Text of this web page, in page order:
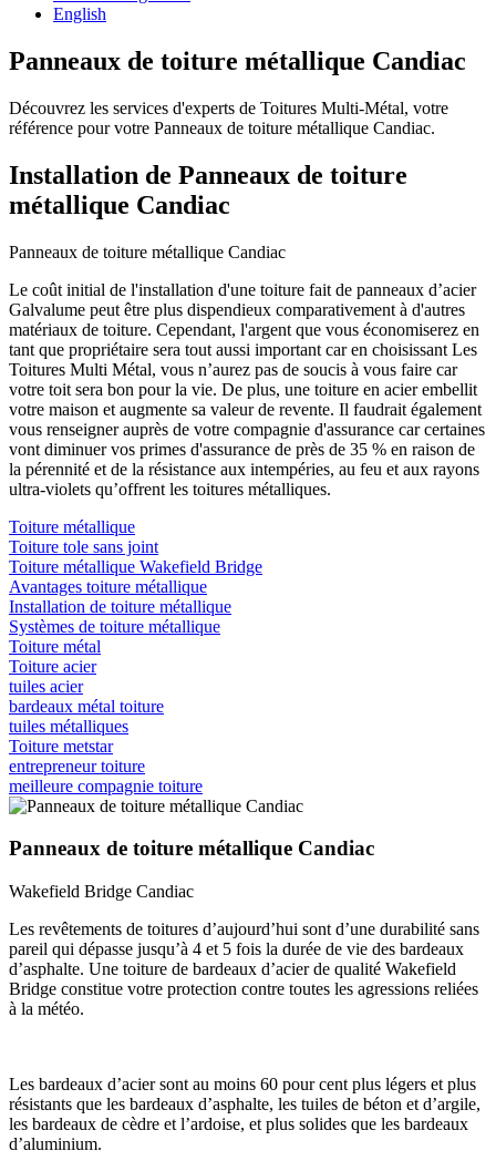
English
Panneaux de toiture métallique Candiac
Découvrez les services d'experts de Toitures Multi-Métal, votre
référence pour votre Panneaux de toiture métallique Candiac.
Installation de Panneaux de toiture
métallique Candiac
Panneaux de toiture métallique Candiac
Le coût initial de l'installation d'une toiture fait de panneaux d’acier
Galvalume peut être plus dispendieux comparativement à d'autres
matériaux de toiture. Cependant, l'argent que vous économiserez en
tant que propriétaire sera tout aussi important car en choisissant Les
Toitures Multi Métal, vous n’aurez pas de soucis à vous faire car
votre toit sera bon pour la vie. De plus, une toiture en acier embellit
votre maison et augmente sa valeur de revente. Il faudrait également
vous renseigner auprès de votre compagnie d'assurance car certaines
vont diminuer vos primes d'assurance de près de 35 % en raison de
la pérennité et de la résistance aux intempéries, au feu et aux rayons
ultra-violets qu’offrent les toitures métalliques.
Toiture métallique
Toiture tole sans joint
Toiture métallique Wakefield Bridge
Avantages toiture métallique
Installation de toiture métallique
Systèmes de toiture métallique
Toiture métal
Toiture acier
tuiles acier
bardeaux métal toiture
tuiles métalliques
Toiture metstar
entrepreneur toiture
meilleure compagnie toiture
Panneaux de toiture métallique Candiac
Wakefield Bridge Candiac
Les revêtements de toitures d’aujourd’hui sont d’une durabilité sans
pareil qui dépasse jusqu’à 4 et 5 fois la durée de vie des bardeaux
d’asphalte. Une toiture de bardeaux d’acier de qualité Wakefield
Bridge constitue votre protection contre toutes les agressions reliées
à la météo.
Les bardeaux d’acier sont au moins 60 pour cent plus légers et plus
résistants que les bardeaux d’asphalte, les tuiles de béton et d’argile,
les bardeaux de cèdre et l’ardoise, et plus solides que les bardeaux
d’aluminium.